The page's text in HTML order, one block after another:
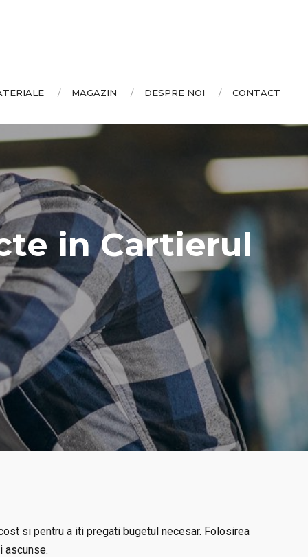
MAGAZIN DESPRE NOI CONTACT
in Cartierul
si pentru a iti pregati bugetul necesar. Folosirea
ascunse.